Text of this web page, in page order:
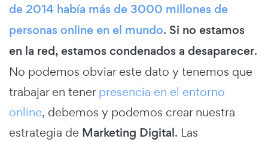
de 2014 había más de 3000 millones de
personas online en el mundo. Si no estamos
en la red, estamos condenados a desaparecer.
No podemos obviar este dato y tenemos que
trabajar en tenerpresencia en el entorno
online, debemos y podemos crear nuestra
estrategia de Marketing Digital. Las